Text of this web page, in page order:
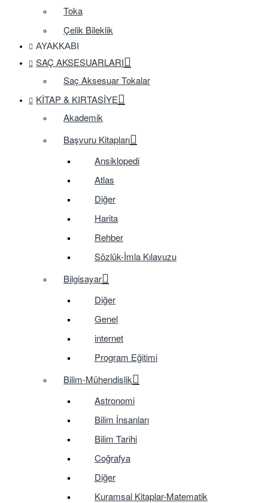
Toka
Çelik Bileklik
AYAKKABI
SAÇ AKSESUARLARI
Saç Aksesuar Tokalar
KITAP & KIRTASIYE
Akademik
Başvuru Kitapları
Ansiklopedi
Atlas
Diğer
Harita
Rehber
Sözlük-İmla Kılavuzu
Bilgisayar
Diğer
Genel
internet
Program Eğitimi
Bilim-Mühendislik
Astronomi
Bilim İnsanları
Bilim Tarihi
Coğrafya
Diğer
Kuramsal Kitaplar-Matematik